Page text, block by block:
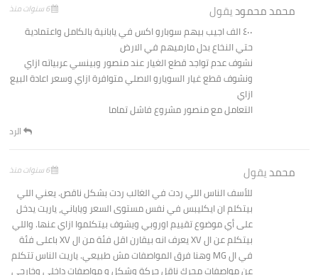
محمد محموديقول 6 سنوات منذ
٤٠٠ الف اجيب بيهم سوبارو اكس في يابانية بالكامل واعتمادية
حتي النخاع بدل مارميهم في الارض
نشوف عدم تواجد قطع الغيار عند منصور وبينسي عربياته ازاي
ونشوف قطع غيار السويارو الاصلي متوافرة ازاي وسعر اعادة البيع
ازاي
التعامل مع منصور مشروع فاشل تماما
الرد
محمديقول 6 سنوات منذ
للأسف الناس اللي ردت في الغالب ردت بشكل ناقص. يعني اللي
بيتكلم ان ايكليبس في نفس مستوى السعر وياباني، ياريت يدخل
على أي موضوع تقييم اوروبي ويشوف بيتكلموا ازاي عنها. واللي
بيتكلم عن ال XV يعرف انه بيقارن اقل فئة من ال XV باعلى فئة
في ال MG وهنا فرق المواصفات مش طبيعي. ياريت الناس تتكلم
عن مواصفات محرك ناقل حركة وشكل و مواصفات داخلي وخارجي